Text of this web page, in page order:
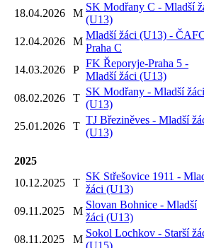
18.04.2026
M
SK Modřany C - Mladší
(U13)
12.04.2026
M
Mladší žáci (U13) -
Praha C
14.03.2026
P
FK Řeporyje-Praha 5 -
Mladší žáci (U13)
08.02.2026
T
SK Modřany - Mladší žáci
(U13)
25.01.2026
T
TJ Březiněves - Mladší
(U13)
2025
10.12.2025
T
SK Střešovice 1911 -
žáci (U13)
09.11.2025
M
Slovan Bohnice - Mladší
žáci (U13)
08.11.2025
M
Sokol Lochkov - Starší
(U15)